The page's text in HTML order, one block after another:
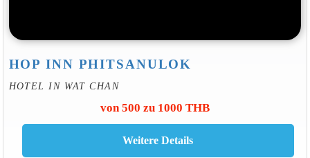
HOP INN PHITSANULOK
HOTEL IN WAT CHAN
von 500 zu 1000 THB